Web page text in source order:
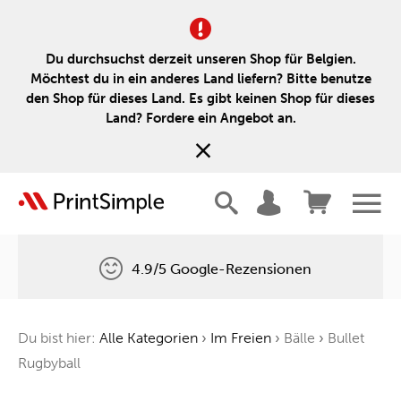
Du durchsuchst derzeit unseren Shop für Belgien.
Möchtest du in ein anderes Land liefern? Bitte benutze
den Shop für dieses Land. Es gibt keinen Shop für dieses
Land? Fordere ein Angebot an.
Ein Baum für jede Bestellung
4.9/5 Google-Rezensionen
Du bist hier: Alle Kategorien › Im Freien › Bälle › Bullet
Rugbyball